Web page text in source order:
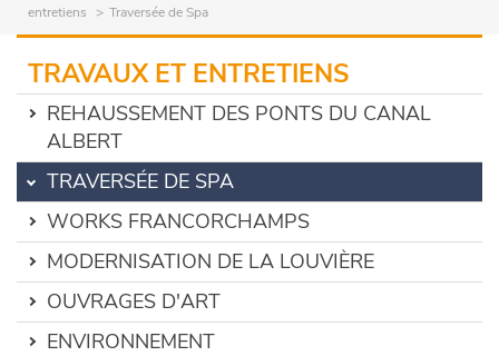
entretiens
Traversée de Spa
TRAVAUX ET ENTRETIENS
REHAUSSEMENT DES PONTS DU CANAL
ALBERT
TRAVERSÉE DE SPA
WORKS FRANCORCHAMPS
MODERNISATION DE LA LOUVIÈRE
OUVRAGES D'ART
ENVIRONNEMENT